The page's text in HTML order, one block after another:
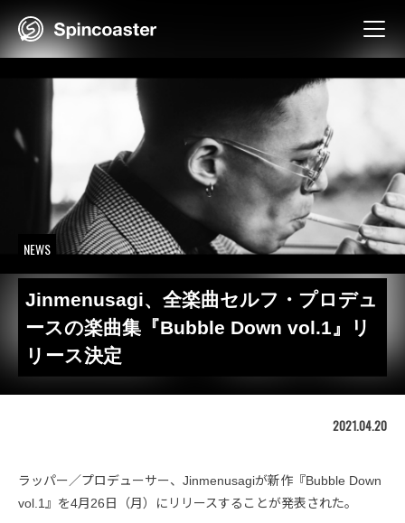
to
content
NEWS
Jinmenusagi、全楽曲セルフ・プロデュ
ースの楽曲集『Bubble Down vol.1』リ
リース決定
2021.04.20
ラッパー／プロデューサー、Jinmenusagiが新作『Bubble Down
vol.1』を4月26日（月）にリリースすることが発表された。